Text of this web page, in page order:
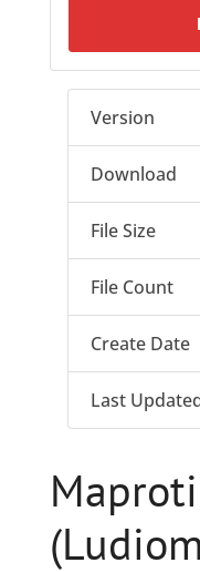
Version
Download
File Size
File Count
Create Date
Last